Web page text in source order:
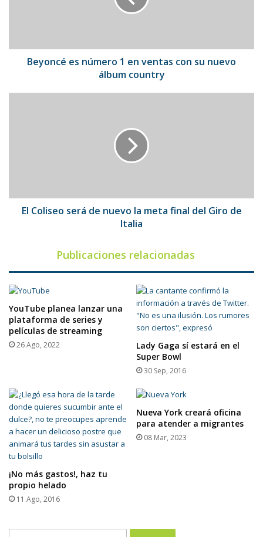
nuevo
álbumBeyoncé es número 1 en ventas con su nuevo
álbum country
del
GiroEl Coliseo será de nuevo la meta final del Giro de
Italia
Publicaciones relacionadas
YouTube planea lanzar una
plataforma de series y
películas de streaming
26 Ago, 2022
Lady Gaga sí estará en el
Super Bowl
30 Sep, 2016
¡No más gastos!, haz tu
propio helado
11 Ago, 2016
Nueva York creará oficina
para atender a migrantes
08 Mar, 2023